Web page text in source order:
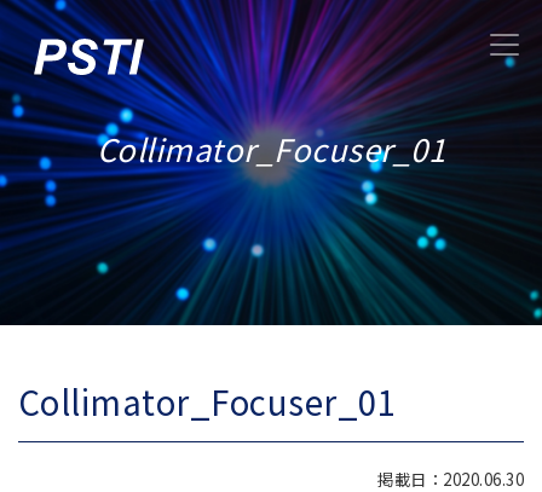
Collimator_Focuser_01
Collimator_Focuser_01
掲載日：2020.06.30